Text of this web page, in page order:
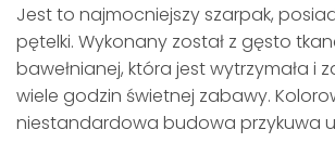
Jest to najmocniejszy szarpak,
pętelki. Wykonany został z gęsto
bawełnianej, która jest wytrzymała i
wiele godzin świetnej zabawy.
niestandardowa budowa przykuwa